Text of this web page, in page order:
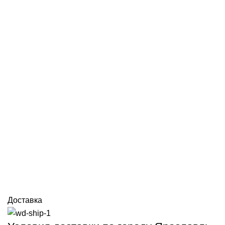
Доставка